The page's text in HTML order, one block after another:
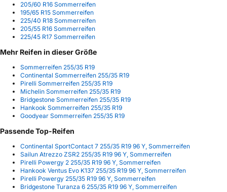
205/60 R16 Sommerreifen
195/65 R15 Sommerreifen
225/40 R18 Sommerreifen
205/55 R16 Sommerreifen
225/45 R17 Sommerreifen
Mehr Reifen in dieser Größe
Sommerreifen 255/35 R19
Continental Sommerreifen 255/35 R19
Pirelli Sommerreifen 255/35 R19
Michelin Sommerreifen 255/35 R19
Bridgestone Sommerreifen 255/35 R19
Hankook Sommerreifen 255/35 R19
Goodyear Sommerreifen 255/35 R19
Passende Top-Reifen
Continental SportContact 7 255/35 R19 96 Y, Sommerreifen
Sailun Atrezzo ZSR2 255/35 R19 96 Y, Sommerreifen
Pirelli Powergy 2 255/35 R19 96 Y, Sommerreifen
Hankook Ventus Evo K137 255/35 R19 96 Y, Sommerreifen
Pirelli Powergy 255/35 R19 96 Y, Sommerreifen
Bridgestone Turanza 6 255/35 R19 96 Y, Sommerreifen